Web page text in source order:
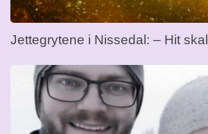
Jettegrytene i Nissedal: – Hit